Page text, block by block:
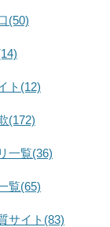
(50)
ト(12)
(172)
一覧(36)
覧(65)
サイト(83)